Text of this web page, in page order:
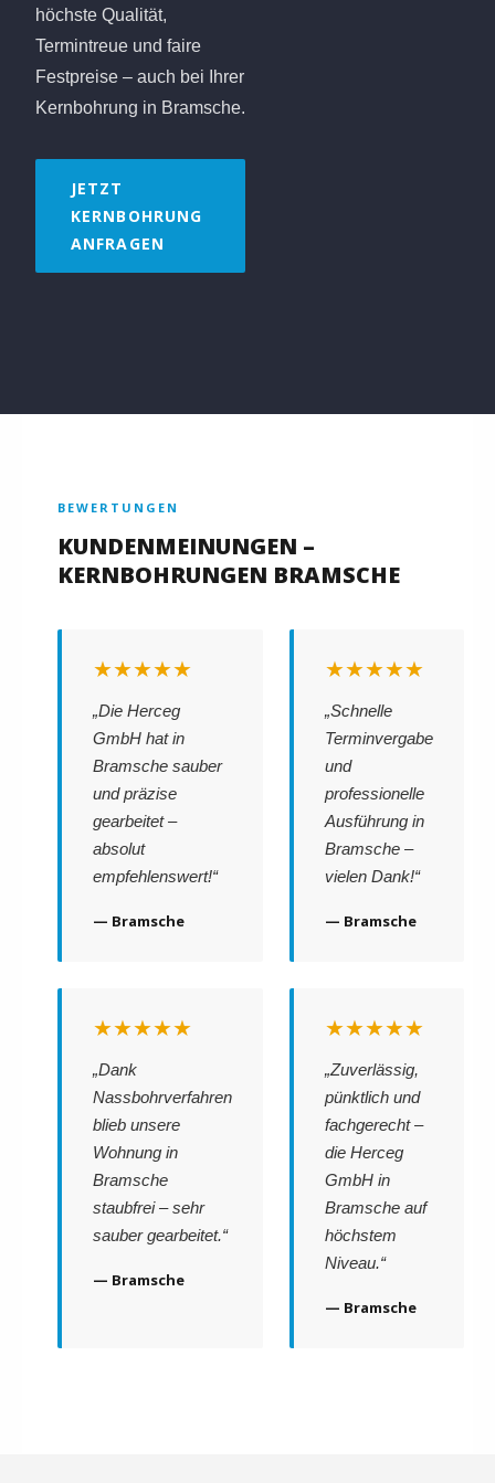
höchste Qualität,
Termintreue und faire
Festpreise – auch bei Ihrer
Kernbohrung in Bramsche.
JETZT
KERNBOHRUNG
ANFRAGEN
BEWERTUNGEN
KUNDENMEINUNGEN –
KERNBOHRUNGEN BRAMSCHE
★★★★★
„Die Herceg
GmbH hat in
Bramsche sauber
und präzise
gearbeitet –
absolut
empfehlenswert!“
— Bramsche
★★★★★
„Schnelle
Terminvergabe
und
professionelle
Ausführung in
Bramsche –
vielen Dank!“
— Bramsche
★★★★★
„Dank
Nassbohrverfahren
blieb unsere
Wohnung in
Bramsche
staubfrei – sehr
sauber gearbeitet.“
— Bramsche
★★★★★
„Zuverlässig,
pünktlich und
fachgerecht –
die Herceg
GmbH in
Bramsche auf
höchstem
Niveau.“
— Bramsche